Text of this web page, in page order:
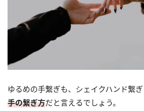
ゆるめの手繋ぎも、シェイクハンド繋
手の繋ぎ方だと言えるでしょう。